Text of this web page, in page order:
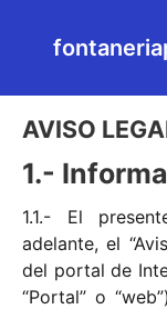
AVISO
1.-
1.1.- El
adelante, el
del portal de
“Portal” o